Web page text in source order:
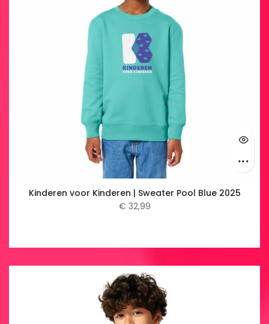
Kinderen voor Kinderen | Sweater Pool Blue 2025
€ 32,99